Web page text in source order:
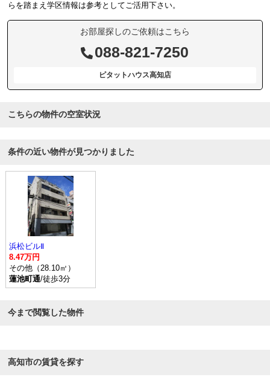
らを踏まえ学区情報は参考としてご活用下さい。
お部屋探しのご依頼はこちら
088-821-7250
ピタットハウス高知店
こちらの物件の空室状況
条件の近い物件が見つかりました
浜松ビルⅡ
8.47万円
その他（28.10㎡）
蓮池町通/徒歩3分
今まで閲覧した物件
高知市の賃貸を探す